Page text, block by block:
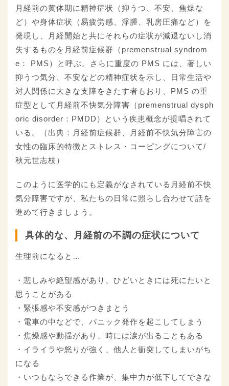
月経前の黄体期に精神症状（抑うつ、不安、焦燥な
ど）や身体症状（易疲労感、浮腫、乳房圧痛など）を
発現し、月経開始と共にそれらの症状が減退ないし消
失するものを月経前症候群（premenstrual syndrom
e： PMS）と呼ぶ。さらに重度の PMS には、著しい
抑うつ気分、不安などの精神症状を示し、日常生活や
対人関係に大きな支障をきたす者もおり、PMS の重
症型として月経前不快気分障害（premenstrual dysph
oric disorder：PMDD）という疾患概念が提唱されて
いる。（出典：月経前症候群、月経前不快気分障害の
女性の臨床的特徴とストレス・コーピングについて/
秋元世志枝）
このように医学的にも定義がなされている月経前不快
気分障害ですが、私たちの日常に照らし合わせて話を
進めて行きましょう。
具体的な、月経前の不調の症状について
生理前になると…
・悲しみや絶望感があり、ひどいときには死にたいと
思うことがある
・緊張感や不安感がつきまとう
・電車の中などで、パニック発作を起こしてしまう
・焦燥感や動揺があり、時には涙が出ることもある
・イライラや怒りが強く、他人と衝突してしまいがち
になる
・いつもならできる作業が、集中力が低下してできな